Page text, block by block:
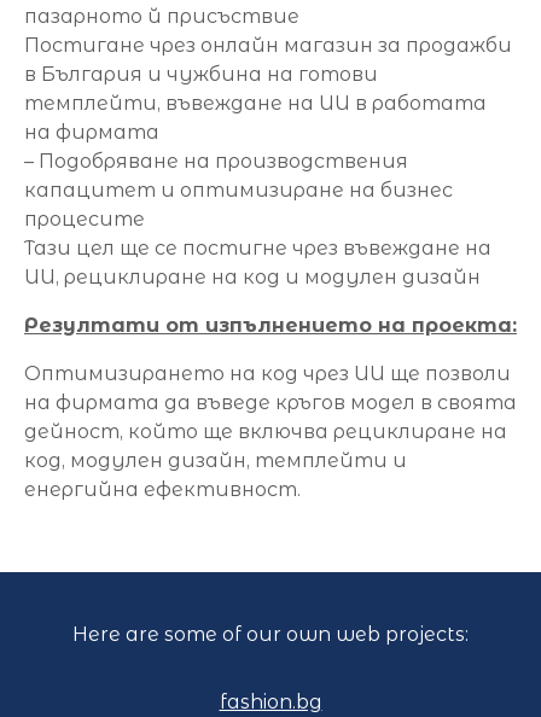
пазарното й присъствие
Постигане чрез онлайн магазин за продажби
в България и чужбина на готови
темплейти, въвеждане на ИИ в работата
на фирмата
– Подобряване на производствения
капацитет и оптимизиране на бизнес
процесите
Тази цел ще се постигне чрез въвеждане на
ИИ, рециклиране на код и модулен дизайн
Резултати от изпълнението на проекта:
Оптимизирането на код чрез ИИ ще позволи
на фирмата да въведе кръгов модел в своята
дейност, който ще включва рециклиране на
код, модулен дизайн, темплейти и
енергийна ефективност.
Here are some of our own web projects:
fashion.bg